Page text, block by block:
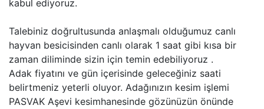
kabul ediyoruz.
Talebiniz doğrultusunda anlaşmalı olduğumuz canlı
hayvan besicisinden canlı olarak 1 saat gibi kısa bir
zaman diliminde sizin için temin edebiliyoruz .
Adak fiyatını ve gün içerisinde geleceğiniz saati
belirtmeniz yeterli oluyor. Adağınızın kesim işlemi
PASVAK Aşevi kesimhanesinde gözünüzün önünde